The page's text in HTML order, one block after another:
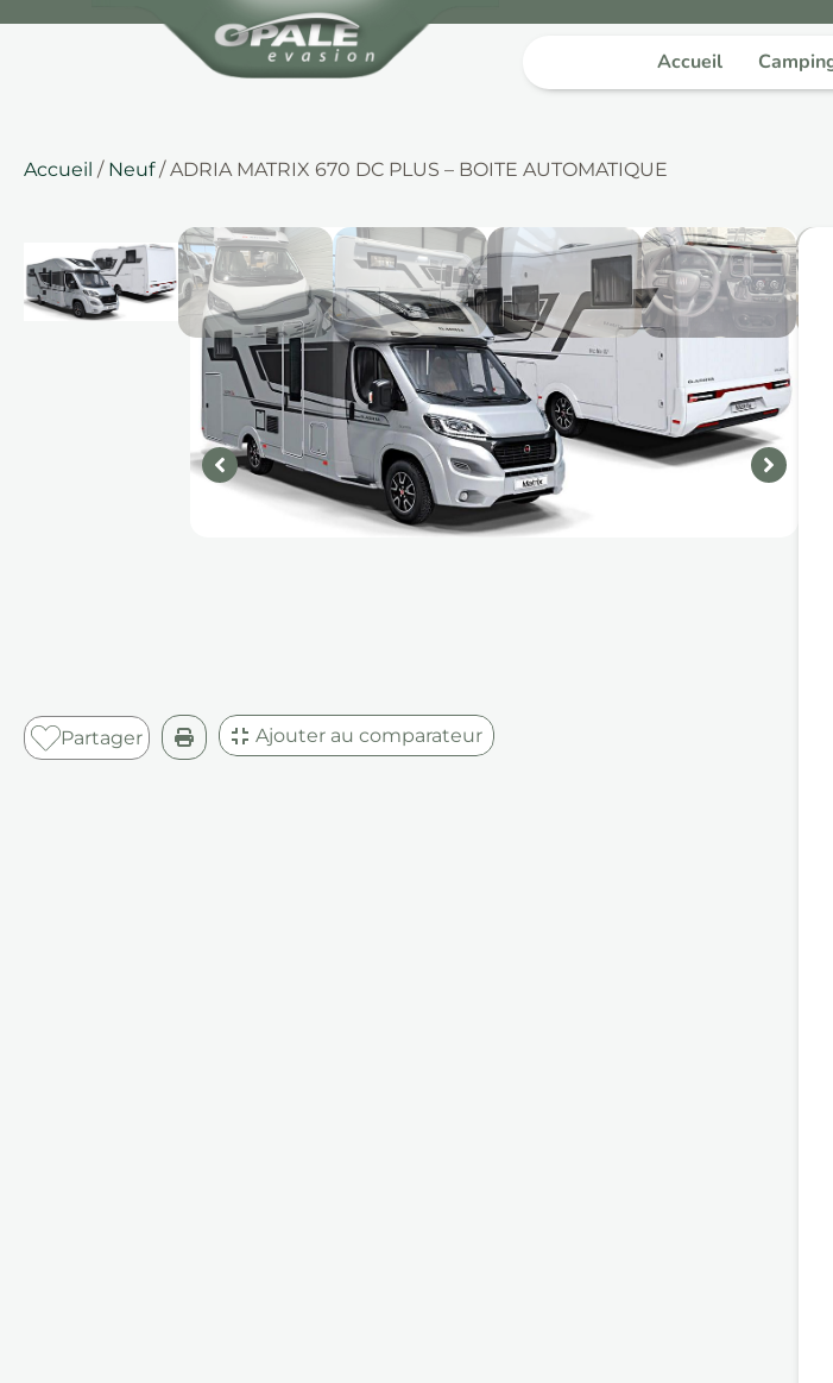
Accueil
Accueil / Neuf/ ADRIA MATRIX 670 DC PLUS – BOITE AUTOMATIQUE
Partager Ajouter au comparateur